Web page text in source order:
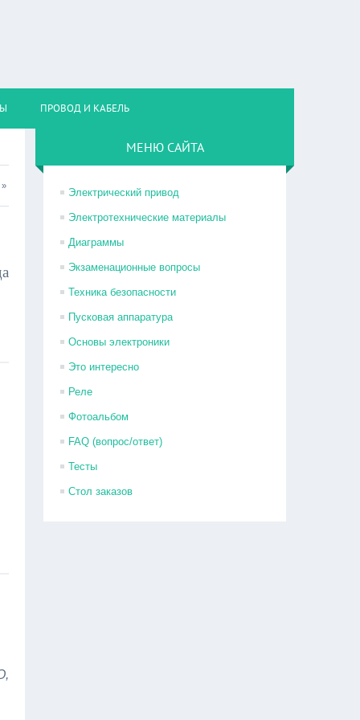
ПРОВОД И КАБЕЛЬ
»
МЕНЮ САЙТА
Электрический привод
Электротехнические материалы
Диаграммы
Экзаменационные вопросы
Техника безопасности
Пусковая аппаратура
Основы электроники
Это интересно
Реле
Фотоальбом
FAQ (вопрос/ответ)
Тесты
Стол заказов